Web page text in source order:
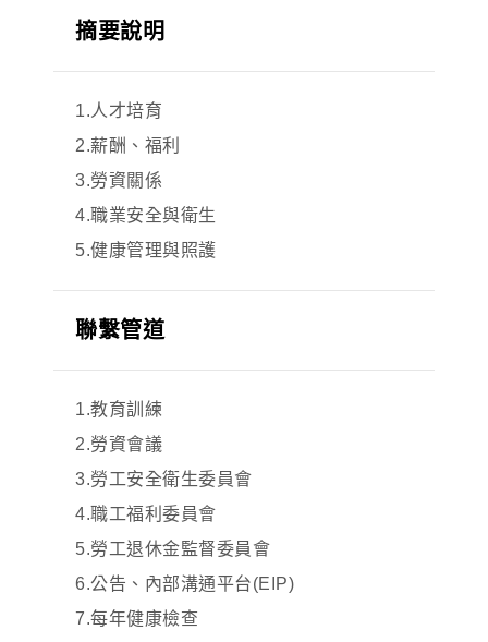
摘要說明
1.人才培育
2.薪酬、福利
3.勞資關係
4.職業安全與衛生
5.健康管理與照護
聯繫管道
1.教育訓練
2.勞資會議
3.勞工安全衛生委員會
4.職工福利委員會
5.勞工退休金監督委員會
6.公告、內部溝通平台(EIP)
7.每年健康檢查